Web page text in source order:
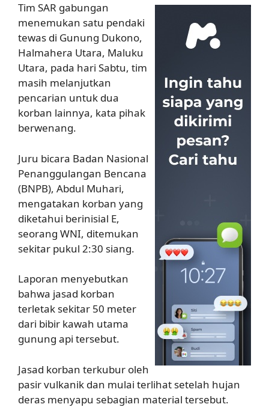
Tim SAR gabungan
menemukan satu pendaki
tewas di Gunung Dukono,
Halmahera Utara, Maluku
Utara, pada hari Sabtu, tim
masih melanjutkan
pencarian untuk dua
korban lainnya, kata pihak
berwenang.
Juru bicara Badan Nasional
Penanggulangan Bencana
(BNPB), Abdul Muhari,
mengatakan korban yang
diketahui berinisial E,
seorang WNI, ditemukan
sekitar pukul 2:30 siang.
Laporan menyebutkan
bahwa jasad korban
terletak sekitar 50 meter
dari bibir kawah utama
gunung api tersebut.
Jasad korban terkubur oleh
pasir vulkanik dan mulai terlihat setelah hujan
deras menyapu sebagian material tersebut.